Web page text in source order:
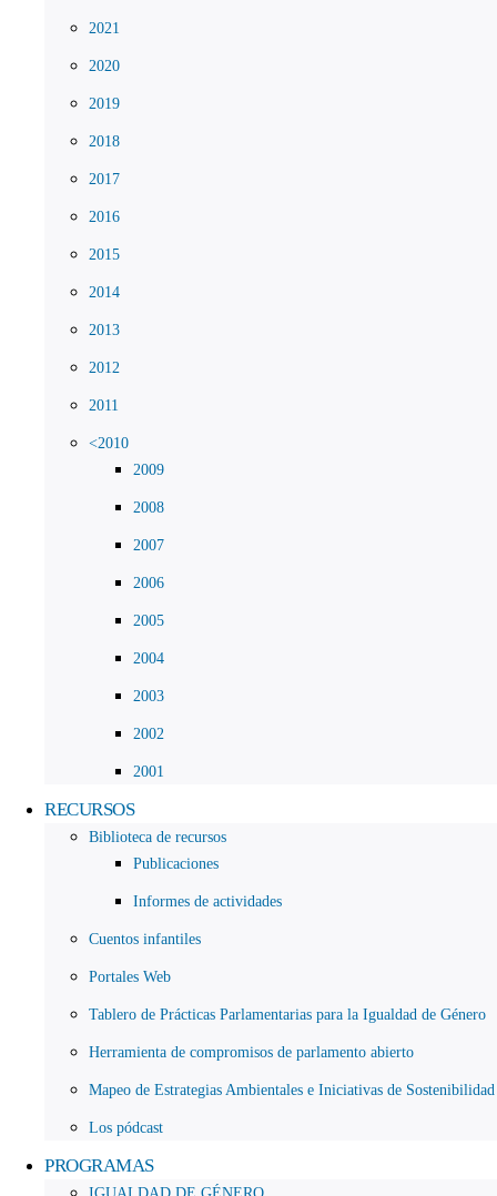
2021
2020
2019
2018
2017
2016
2015
2014
2013
2012
2011
<2010
2009
2008
2007
2006
2005
2004
2003
2002
2001
RECURSOS
Biblioteca de recursos
Publicaciones
Informes de actividades
Cuentos infantiles
Portales Web
Tablero de Prácticas Parlamentarias para la Igualdad de Género
Herramienta de compromisos de parlamento abierto
Mapeo de Estrategias Ambientales e Iniciativas de Sostenibilidad
Los pódcast
PROGRAMAS